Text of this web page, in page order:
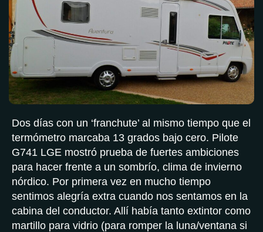
Dos días con un ‘franchute’ al mismo tiempo que el
termómetro marcaba 13 grados bajo cero. Pilote
G741 LGE mostró prueba de fuertes ambiciones
para hacer frente a un sombrío, clima de invierno
nórdico. Por primera vez en mucho tiempo
sentimos alegría extra cuando nos sentamos en la
cabina del conductor. Allí había tanto extintor como
martillo para vidrio (para romper la luna/ventana si